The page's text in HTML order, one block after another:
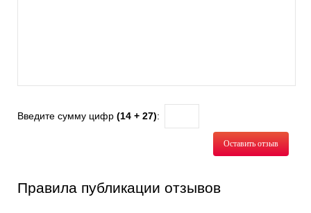
Введите сумму цифр (14 + 27):
Оставить отзыв
Правила публикации отзывов